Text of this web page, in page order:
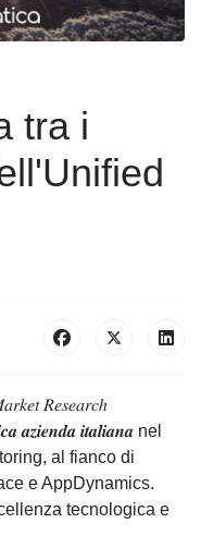
tra i
𝑅𝑒𝑠𝑒𝑎𝑟𝑐ℎ
𝒂𝒛𝒊𝒆𝒏𝒅𝒂 𝒊𝒕𝒂𝒍𝒊𝒂𝒏𝒂 nel
al fianco di
e AppDynamics.
tecnologica e